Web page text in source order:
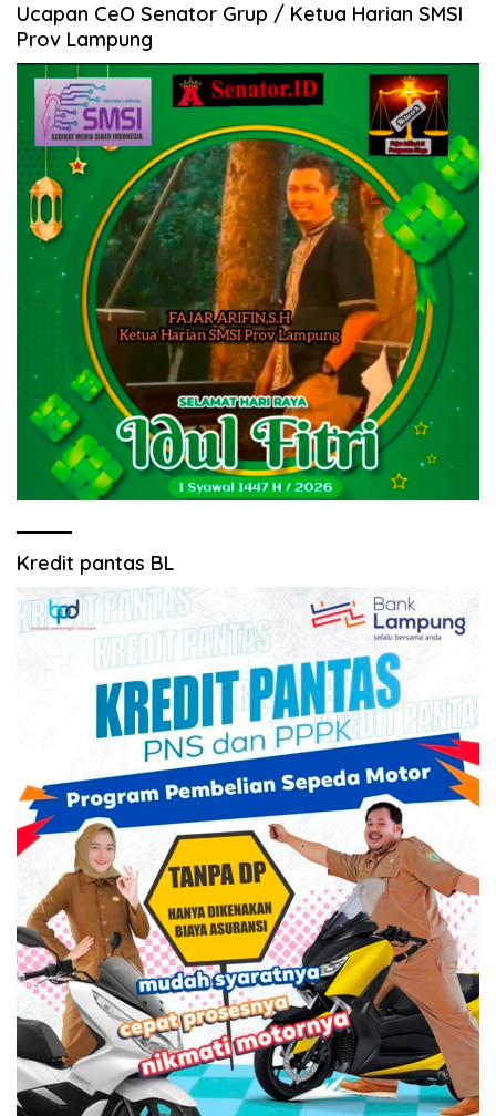
Ucapan CeO Senator Grup / Ketua Harian SMSI
Prov Lampung
Kredit pantas BL